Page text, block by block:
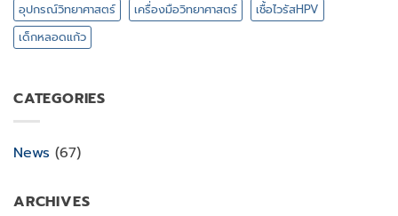
อุปกรณ์วิทยาศาสตร์
เครื่องมือวิทยาศาสตร์
เชื้อไวรัสHPV
เด็กหลอดแก้ว
CATEGORIES
News (67)
ARCHIVES